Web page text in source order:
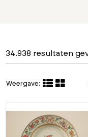
34.938 resultaten
Weergave: